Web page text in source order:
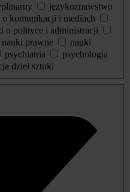
językoznawstwo
o komunikacji i mediach
o polityce i administracji
nauki prawne
nauki
psychiatria
psychologia
dzieł sztuki